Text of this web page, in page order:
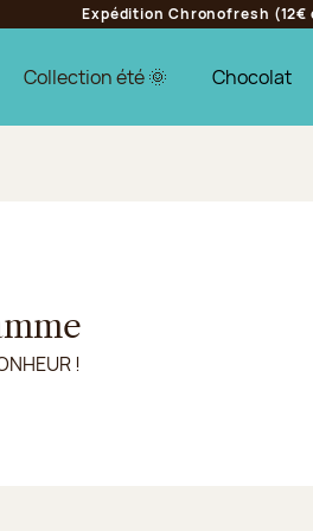
Expédition Chronofresh (12€
Collection été 🌞 Chocolat
!